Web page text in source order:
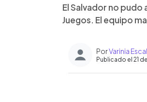
El Salvador no
Juegos. El equipo
PorVarinia
Publicado el 21